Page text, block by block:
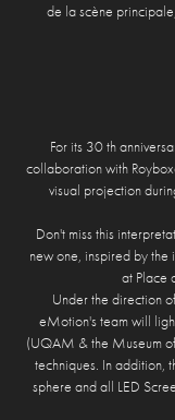
de la scène
For its 30th
collaboration with Roybox
visual projection
Don't miss this
new one, inspired by the
at Place
Under the direction of
eMotion's team will
(UQAM & the Museum
techniques. In addition,
sphere and all LED